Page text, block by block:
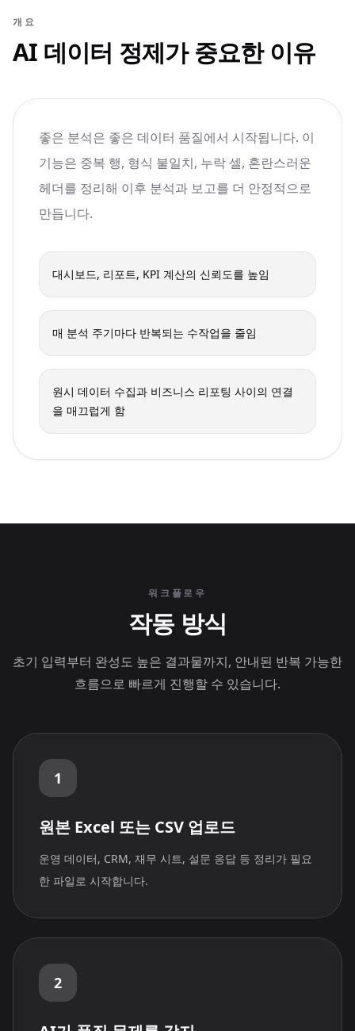
개요
AI 데이터 정제가 중요한 이유
좋은 분석은 좋은 데이터 품질에서 시작됩니다. 이
기능은 중복 행, 형식 불일치, 누락 셀, 혼란스러운
헤더를 정리해 이후 분석과 보고를 더 안정적으로
만듭니다.
대시보드, 리포트, KPI 계산의 신뢰도를 높임
매 분석 주기마다 반복되는 수작업을 줄임
원시 데이터 수집과 비즈니스 리포팅 사이의 연결
을 매끄럽게 함
워크플로우
작동 방식
초기 입력부터 완성도 높은 결과물까지, 안내된 반복 가능한
흐름으로 빠르게 진행할 수 있습니다.
1
원본 Excel 또는 CSV 업로드
운영 데이터, CRM, 재무 시트, 설문 응답 등 정리가 필요
한 파일로 시작합니다.
2